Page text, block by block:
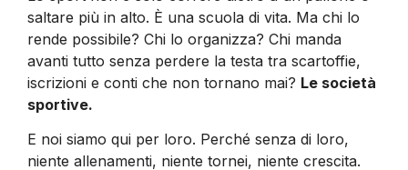
saltare più in alto. È una scuola di vita. Ma chi lo
rende possibile? Chi lo organizza? Chi manda
avanti tutto senza perdere la testa tra scartoffie,
iscrizioni e conti che non tornano mai? Le società
sportive.
E noi siamo qui per loro. Perché senza di loro,
niente allenamenti, niente tornei, niente crescita.